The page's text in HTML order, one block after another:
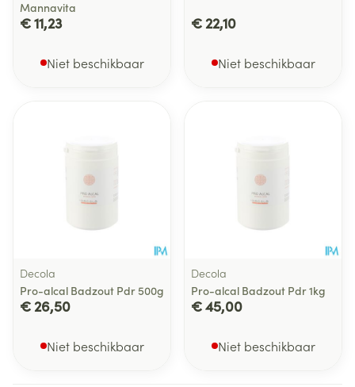
Mannavita
€ 11,23
Niet beschikbaar
€ 22,10
Niet beschikbaar
Decola
Pro-alcal Badzout Pdr 500g
€ 26,50
Niet beschikbaar
Decola
Pro-alcal Badzout Pdr 1kg
€ 45,00
Niet beschikbaar